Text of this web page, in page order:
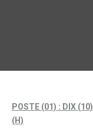
POSTE (01) : DIX
(H)